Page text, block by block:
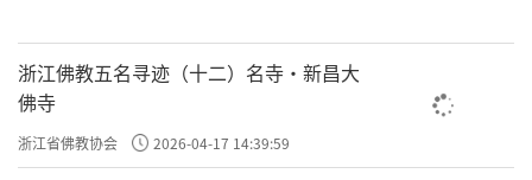
浙江佛教五名寻迹（十二）名寺·新昌大
佛寺
浙江省佛教协会 2026-04-17 14:39:59